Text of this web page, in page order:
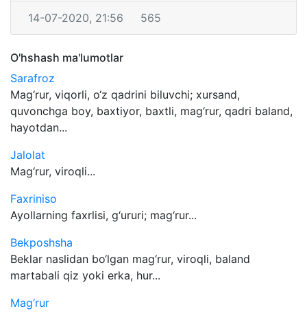
14-07-2020, 21:56 565
O'hshash ma'lumotlar
Sarafroz
Mag‘rur, viqorli, o‘z qadrini biluvchi; xursand,
quvonchga boy, baxtiyor, baxtli, mag‘rur, qadri baland,
hayotdan...
Jalolat
Mag‘rur, viroqli...
Faxriniso
Ayollarning faxrlisi, g‘ururi; mag‘rur...
Bekposhsha
Beklar naslidan bo‘lgan mag‘rur, viroqli, baland
martabali qiz yoki erka, hur...
Mag‘rur